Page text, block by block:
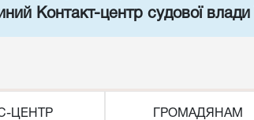
Контакт-центр судової
ЦЕНТР ГРОМАДЯНАМ